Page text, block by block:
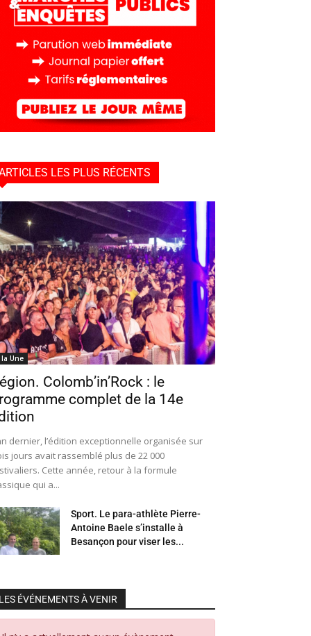
LES PLUS RÉCENTS
la Une
Colomb’in’Rock : le
complet de la 14e
dernier, l’édition exceptionnelle organisée sur
jours avait rassemblé plus de 22 000
Cette année, retour à la formule
qui a...
Sport. Le para-athlète Pierre-
Antoine Baele s’installe à
Besançon pour viser les...
LES ÉVÉNEMENTS À VENIR